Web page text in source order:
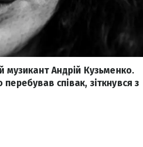
музикант Андрій Кузьменко.
співак, зіткнувся з